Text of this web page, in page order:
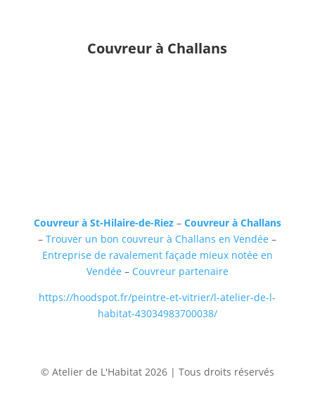
Couvreur à Challans
Couvreur à St-Hilaire-de-Riez– Couvreur à Challans
–Trouver un bon couvreur à Challans en Vendée –
Entreprise de ravalement façade mieux notée en
Vendée – Couvreur partenaire
https://hoodspot.fr/peintre-et-vitrier/l-atelier-de-l-
habitat-43034983700038/
© Atelier de L'Habitat 2026 | Tous droits réservés